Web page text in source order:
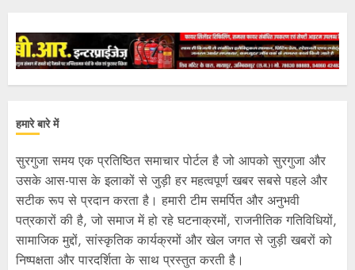
हमारे बारे में
सुरगुजा समय एक प्रतिष्ठित समाचार पोर्टल है जो आपको सुरगुजा और
उसके आस-पास के इलाकों से जुड़ी हर महत्वपूर्ण खबर सबसे पहले और
सटीक रूप से प्रदान करता है। हमारी टीम समर्पित और अनुभवी
पत्रकारों की है, जो समाज में हो रहे घटनाक्रमों, राजनीतिक गतिविधियों,
सामाजिक मुद्दों, सांस्कृतिक कार्यक्रमों और खेल जगत से जुड़ी खबरों को
निष्पक्षता और पारदर्शिता के साथ प्रस्तुत करती है।